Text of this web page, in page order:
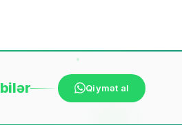
bilər Qiymət al